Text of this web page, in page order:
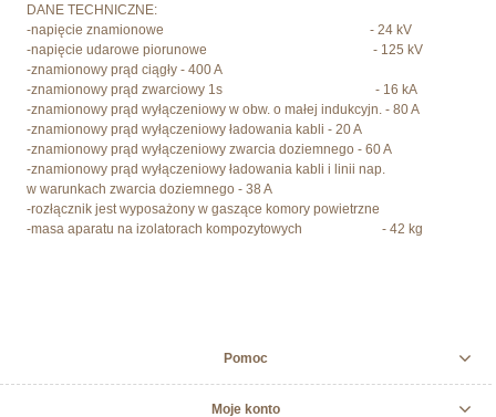
DANE TECHNICZNE:
-napięcie znamionowe - 24 kV
-napięcie udarowe piorunowe - 125 kV
-znamionowy prąd ciągły - 400 A
-znamionowy prąd zwarciowy 1s - 16 kA
-znamionowy prąd wyłączeniowy w obw. o małej indukcyjn. - 80 A
-znamionowy prąd wyłączeniowy ładowania kabli - 20 A
-znamionowy prąd wyłączeniowy zwarcia doziemnego - 60 A
-znamionowy prąd wyłączeniowy ładowania kabli i linii nap.
w warunkach zwarcia doziemnego - 38 A
-rozłącznik jest wyposażony w gaszące komory powietrzne
-masa aparatu na izolatorach kompozytowych - 42 kg
Pomoc
Moje konto